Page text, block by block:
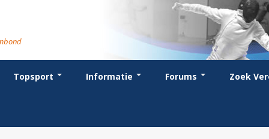
Medewerkers
NK's
Topsport Informatie
opleidingen
Scheidsrechterslijst
Forums Zoek